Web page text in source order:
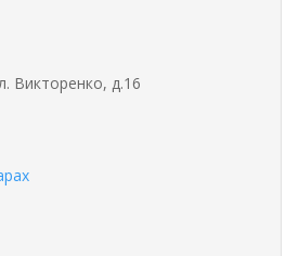
Викторенко, д.16